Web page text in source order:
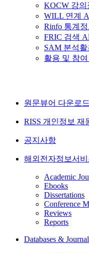
KOCW 강의
WILL 연계
Rinfo 통계
FRIC 검색
SAM 분석
활용 및 참
원문뷰어 다운로드
RISS 개인정보 재
공지사항
해외전자정보서비
Academic
Ebooks
Dissertations
Conference
Reviews
Reports
Databases &